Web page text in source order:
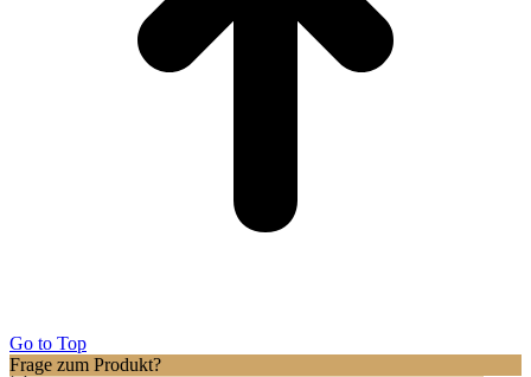
Go to Top
Frage zum Produkt?